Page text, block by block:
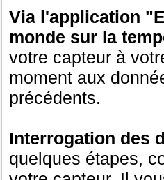
Via l'application
monde sur la
votre capteur à
moment aux
précédents.
Interrogation des
quelques étapes,